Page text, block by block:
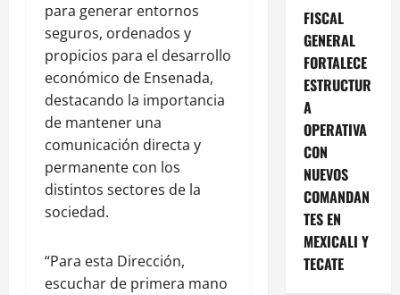
para generar entornos
seguros, ordenados y
propicios para el desarrollo
económico de Ensenada,
destacando la importancia
de mantener una
comunicación directa y
permanente con los
distintos sectores de la
sociedad.
“Para esta Dirección,
escuchar de primera mano
FISCAL
GENERAL
FORTALECE
ESTRUCTUR
A
OPERATIVA
CON
NUEVOS
COMANDAN
TES EN
MEXICALI Y
TECATE